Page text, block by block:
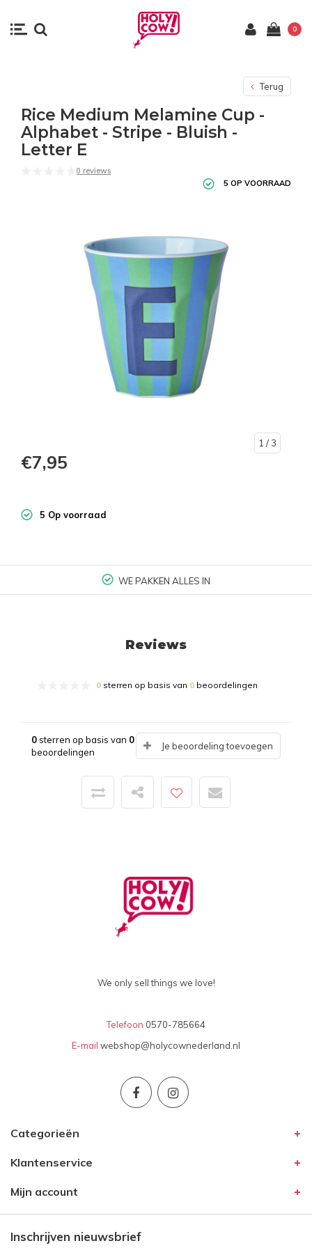
0
Terug
Rice Medium Melamine Cup -
Alphabet - Stripe - Bluish -
Letter E
0 reviews
5 OP VOORRAAD
1 / 3
€7,95
5 Op voorraad
WE PAKKEN ALLES IN
Reviews
0 sterren op basis van 0 beoordelingen
0sterren op basis van 0
beoordelingen
Je beoordeling toevoegen
We only sell things we love!
Telefoon 0570-785664
E-mail webshop@holycownederland.nl
Categorieën
Klantenservice
Mijn account
Inschrijven nieuwsbrief